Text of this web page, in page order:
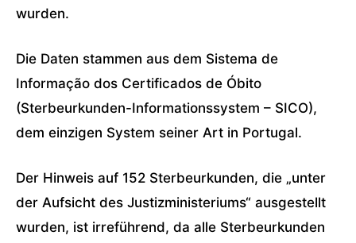
wurden.
Die Daten stammen aus dem Sistema de
Informação dos Certificados de Óbito
(Sterbeurkunden-Informationssystem – SICO),
dem einzigen System seiner Art in Portugal.
Der Hinweis auf 152 Sterbeurkunden, die „unter
der Aufsicht des Justizministeriums“ ausgestellt
wurden, ist irreführend, da alle Sterbeurkunden